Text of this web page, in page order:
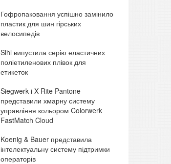
Гофропаковання успішно замінило
пластик для шин гірських
велосипедів
Sihl випустила серію еластичних
поліетиленових плівок для
етикеток
Siegwerk і X-Rite Pantone
представили хмарну систему
управління кольором Colorwerk
FastMatch Cloud
Koenig & Bauer представила
інтелектуальну систему підтримки
операторів